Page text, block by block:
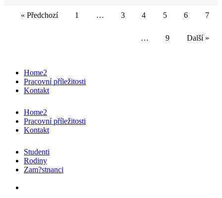
« Předchozí 1 … 3 4 5 6 7
… 9 Další »
Home2
Pracovní příležitosti
Kontakt
Home2
Pracovní příležitosti
Kontakt
Studenti
Rodiny
Zam?stnanci